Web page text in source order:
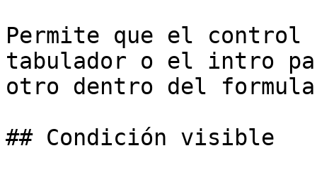
Permite que el control
tabulador o el intro
otro dentro del
## Condición visible